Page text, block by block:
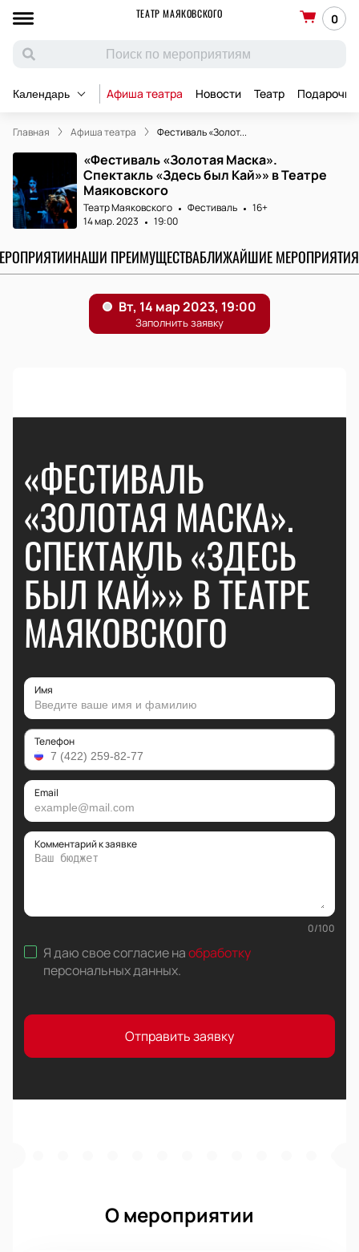
ТЕАТР МАЯКОВСКОГО 0
Календарь Афиша театра Новости Театр
Главная Афиша театра Фестиваль «Золот...
«Фестиваль «Золотая Маска».
Спектакль «Здесь был Кай»» в Театре
Маяковского
Театр Маяковского Фестиваль
16+
14 мар. 2023
19:00
НАШИ ПРЕИМУЩЕСТВАБЛИЖАЙШИЕ МЕРОПРИЯТИЯ
«ФЕСТИВАЛЬ
«ЗОЛОТАЯ МАСКА».
СПЕКТАКЛЬ «ЗДЕСЬ
БЫЛ КАЙ»» В ТЕАТРЕ
МАЯКОВСКОГО
Имя
Телефон
Email
Комментарий к заявке
0/100
Я даю свое согласие наобработку
персональных данных.
Отправить заявку
О мероприятии